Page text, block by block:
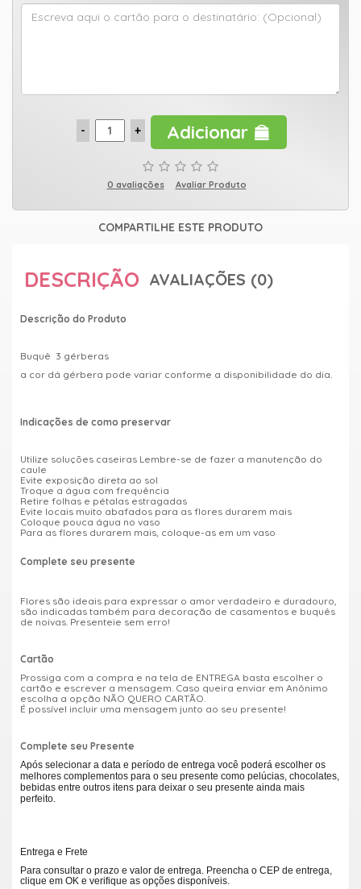
Adicionar
0 avaliações Avaliar Produto
COMPARTILHE ESTE PRODUTO
DESCRIÇÃO AVALIAÇÕES (0)
Descrição do Produto
Buquê 3 gérberas
a cor dá gérbera pode variar conforme a disponibilidade do dia.
Indicações de como preservar
Utilize soluções caseiras Lembre-se de fazer a manutenção do
caule
Evite exposição direta ao sol
Troque a água com frequência
Retire folhas e pétalas estragadas
Evite locais muito abafados para as flores durarem mais
Coloque pouca água no vaso
Para as flores durarem mais, coloque-as em um vaso
Complete seu presente
Flores são ideais para expressar o amor verdadeiro e duradouro,
são indicadas também para decoração de casamentos e buquês
de noivas. Presenteie sem erro!
Cartão
Prossiga com a compra e na tela de ENTREGA basta escolher o
cartão e escrever a mensagem. Caso queira enviar em Anônimo
escolha a opção NÃO QUERO CARTÃO.
É possível incluir uma mensagem junto ao seu presente!
Complete seu Presente
Após selecionar a data e período de entrega você poderá escolher os
melhores complementos para o seu presente como pelúcias, chocolates,
bebidas entre outros itens para deixar o seu presente ainda mais
perfeito.
Entrega e Frete
Para consultar o prazo e valor de entrega. Preencha o CEP de entrega,
clique em OK e verifique as opções disponíveis.